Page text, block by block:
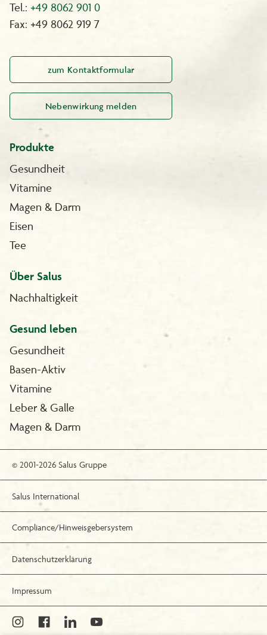
Tel.: +49 8062 901 0
Fax: +49 8062 919 7
zum Kontaktformular
Nebenwirkung melden
Produkte
Gesundheit
Vitamine
Magen & Darm
Eisen
Tee
Über Salus
Nachhaltigkeit
Gesund leben
Gesundheit
Basen-Aktiv
Vitamine
Leber & Galle
Magen & Darm
© 2001-2026 Salus Gruppe
Salus International
Compliance/Hinweisgebersystem
Datenschutzerklärung
Impressum